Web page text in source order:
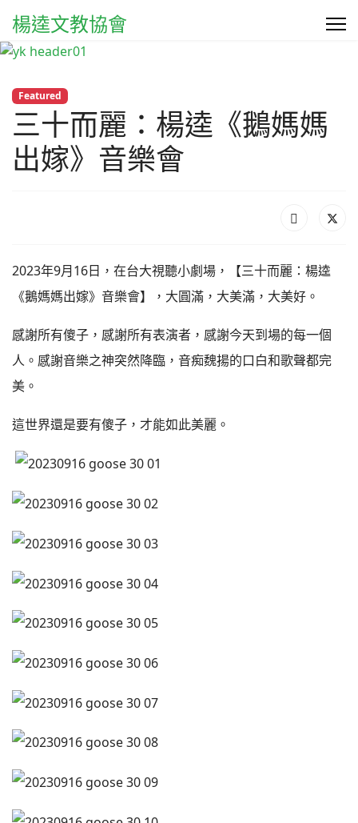
楊逵文教協會
Featured
三十而麗：楊逵《鵝媽媽
出嫁》音樂會
2023年9月16日，在台大視聽小劇場，【三十而麗：楊逵
《鵝媽媽出嫁》音樂會】，大圓滿，大美滿，大美好。
感謝所有傻子，感謝所有表演者，感謝今天到場的每一個
人。感謝音樂之神突然降臨，音痴魏揚的口白和歌聲都完
美。
這世界還是要有傻子，才能如此美麗。